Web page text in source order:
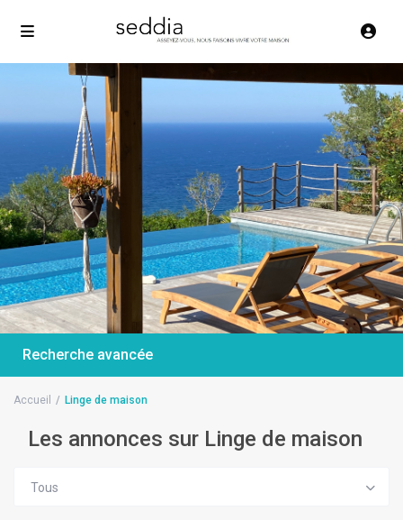
Recherche avancée
Accueil Linge de maison
Les annonces sur Linge de maison
Tous